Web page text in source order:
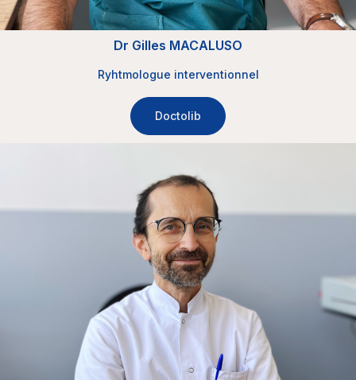
Dr Gilles MACALUSO
Ryhtmologue interventionnel
Doctolib